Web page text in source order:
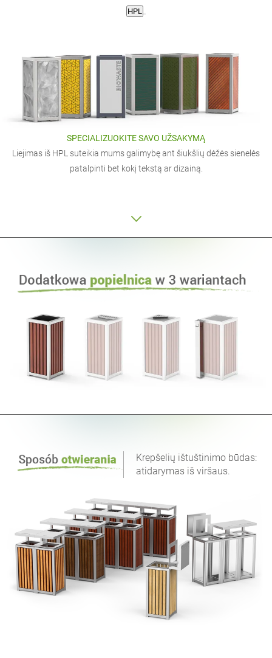
HPL
SPECIALIZUOKITE SAVO UŽSAKYMĄ
Liejimas iš HPL suteikia mums galimybę ant šiukšlių dėžės sienelės
patalpinti bet kokį tekstą ar dizainą.
Krepšelių ištuštinimo būdas:
atidarymas iš viršaus.